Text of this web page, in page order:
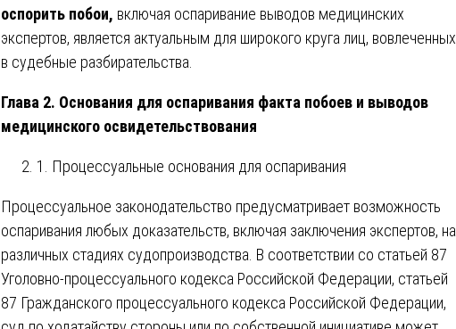
оспорить побои, включая оспаривание выводов медицинских
экспертов, является актуальным для широкого круга лиц, вовлеченных
в судебные разбирательства.
Глава 2. Основания для оспаривания факта побоев и выводов
медицинского освидетельствования
1. Процессуальные основания для оспаривания
Процессуальное законодательство предусматривает возможность
оспаривания любых доказательств, включая заключения экспертов, на
различных стадиях судопроизводства. В соответствии со статьей 87
Уголовно-процессуального кодекса Российской Федерации, статьей
87 Гражданского процессуального кодекса Российской Федерации,